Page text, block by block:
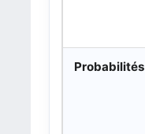
Probabilités